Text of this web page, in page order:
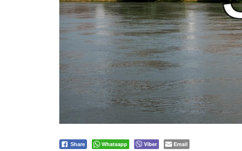
Share Whatsapp Viber Email